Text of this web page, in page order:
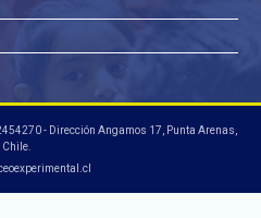
- Dirección Angamos 17, Punta Arenas,
Chile.